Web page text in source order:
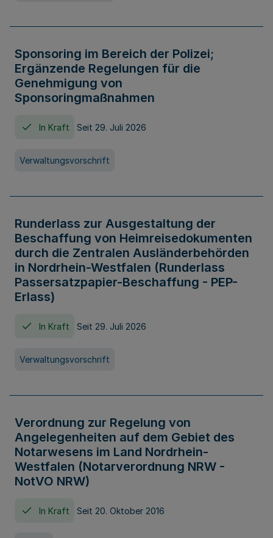
Sponsoring im Bereich der Polizei;
Ergänzende Regelungen für die
Genehmigung von
Sponsoringmaßnahmen
In Kraft Seit 29. Juli 2026
Verwaltungsvorschrift
Runderlass zur Ausgestaltung der
Beschaffung von Heimreisedokumenten
durch die Zentralen Ausländerbehörden
in Nordrhein-Westfalen (Runderlass
Passersatzpapier-Beschaffung - PEP-
Erlass)
In Kraft Seit 29. Juli 2026
Verwaltungsvorschrift
Verordnung zur Regelung von
Angelegenheiten auf dem Gebiet des
Notarwesens im Land Nordrhein-
Westfalen (Notarverordnung NRW -
NotVO NRW)
In Kraft Seit 20. Oktober 2016